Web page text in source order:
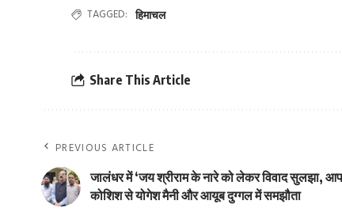
TAGGED: हिमाचल
Share This Article
PREVIOUS ARTICLE
जालंधर में ‘जय श्रीराम के नारे को लेकर विवाद सुलझा,
कोशिश से योगेश मैनी और आयूब दुग्गल में समझौता